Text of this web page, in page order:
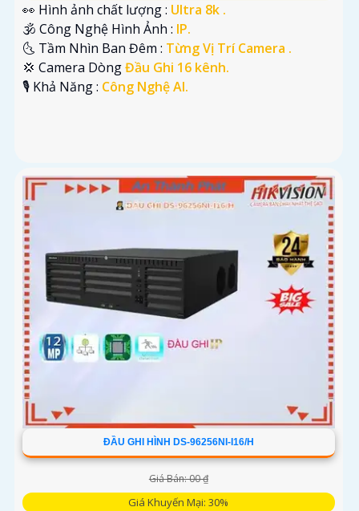
👀 Hình ảnh chất lượng : Ultra 8k .
🕉️ Công Nghệ Hình Ảnh : IP.
🌜 Tầm Nhìn Ban Đêm : Từng Vị Trí Camera .
💢 Camera DòngĐầu Ghi 16 kênh.
️🎙 Khả Năng : Công Nghệ AI.
ĐẦU GHI HÌNH DS-96256NI-I16/H
Giá Bán: 00 ₫
Giá Khuyến Mại: 30%